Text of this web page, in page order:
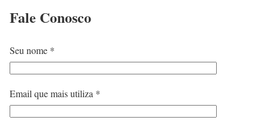
Fale Conosco
Seu nome *
Email que mais utiliza *